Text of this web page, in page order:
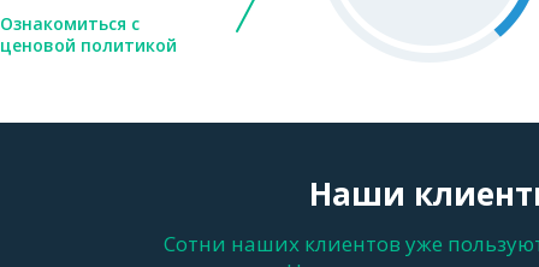
Ознакомиться с
ценовой политикой
Наши
Сотни наших клиентов уже